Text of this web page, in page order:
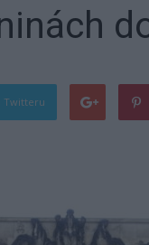
Twitteru